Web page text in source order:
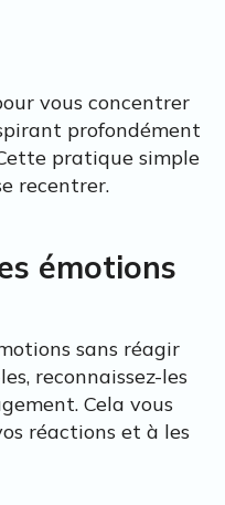
vous concentrer
profondément
pratique simple
recentrer.
émotions
sans réagir
reconnaissez-les
Cela vous
réactions et à les